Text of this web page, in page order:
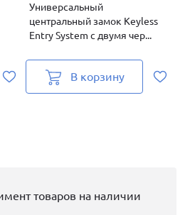
Универсальный
центральный замок Keyless
Entry System с двумя чер...
В корзину
товаров на наличии